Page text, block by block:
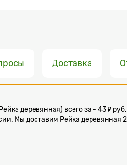
Доставка
деревянная) всего за - 43 ₽
Мы доставим Рейка